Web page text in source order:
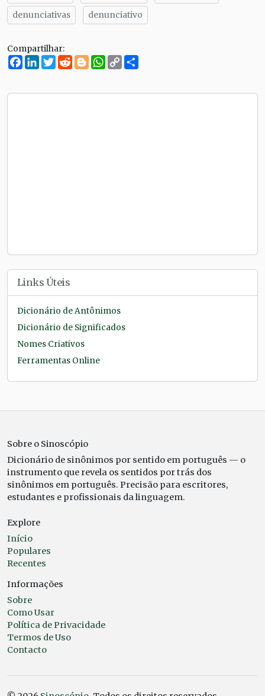
denunciativas
denunciativo
Compartilhar:
Facebook
LinkedIn
Twitter
RedditBloggerWhatsApp
Copy
Link
Links Úteis
Dicionário de Antônimos
Dicionário de Significados
Nomes Criativos
Ferramentas Online
Sobre o Sinoscópio
Dicionário de sinônimos por sentido em português — o
instrumento que revela os sentidos por trás dos
sinônimos em português. Precisão para escritores,
estudantes e profissionais da linguagem.
Explore
Início
Populares
Recentes
Informações
Sobre
Como Usar
Política de Privacidade
Termos de Uso
Contacto